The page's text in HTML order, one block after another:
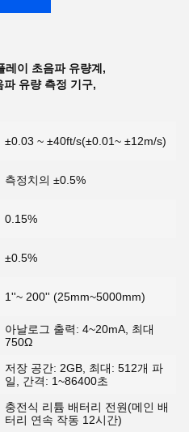
이 초음파 유량계 ,
파 유량 측정 기구,
±0.03 ~ ±40ft/s(±0.01~ ±12m/s)
측정치의 ±0.5%
0.15%
±0.5%
1''~ 200'' (25mm~5000mm)
아날로그 출력: 4~20mA, 최대
750Ω
저장 공간: 2GB, 최대: 512개 파
일, 간격: 1~86400초
충전식 리튬 배터리 전원(메인 배
터리 연속 작동 12시간)